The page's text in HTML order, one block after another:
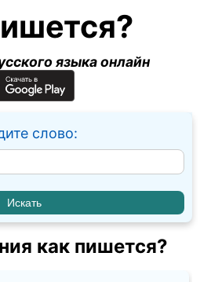
языка онлайн
слово:
как пишется?